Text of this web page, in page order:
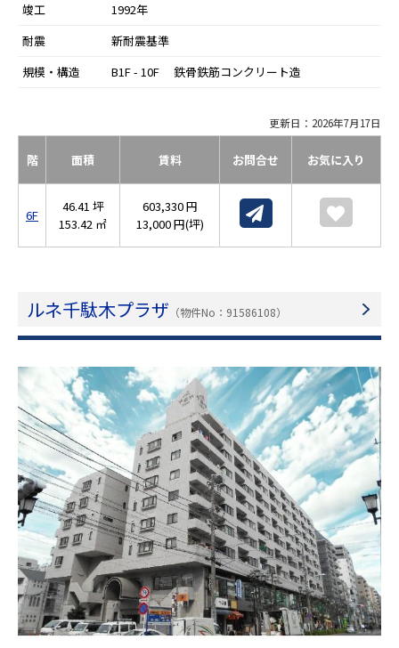
竣工
1992年
耐震
新耐震基準
規模・構造
B1F - 10F 鉄骨鉄筋コンクリート造
更新日：2026年7月17日
階 面積 賃料 お問合せ お気に入り
6F
46.41 坪
153.42 ㎡
603,330 円
13,000 円(坪)
ルネ千駄木プラザ （物件No：91586108）